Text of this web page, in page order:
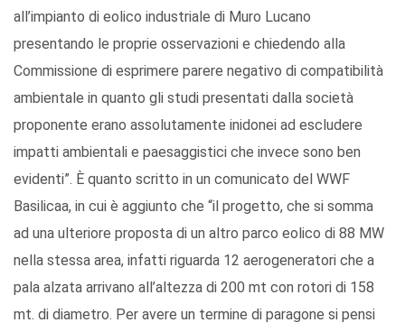
all’impianto di eolico industriale di Muro Lucano
presentando le proprie osservazioni e chiedendo alla
Commissione di esprimere parere negativo di compatibilità
ambientale in quanto gli studi presentati dalla società
proponente erano assolutamente inidonei ad escludere
impatti ambientali e paesaggistici che invece sono ben
evidenti”. È quanto scritto in un comunicato del WWF
Basilicaa, in cui è aggiunto che “il progetto, che si somma
ad una ulteriore proposta di un altro parco eolico di 88 MW
nella stessa area, infatti riguarda 12 aerogeneratori che a
pala alzata arrivano all’altezza di 200 mt con rotori di 158
mt. di diametro. Per avere un termine di paragone si pensi